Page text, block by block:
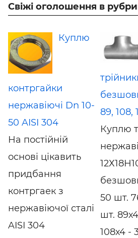
Свіжі оголошення в
Куплю
контргайки
нержавіючі Dn 10-
50 AISI 304
На постійній
основі цікавить
придбання
контргаек з
нержавіючої сталі
AISI 304
89, 108,
Куплю
50 шт.
шт.
108х4 -